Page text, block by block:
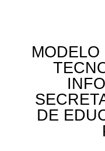
DE